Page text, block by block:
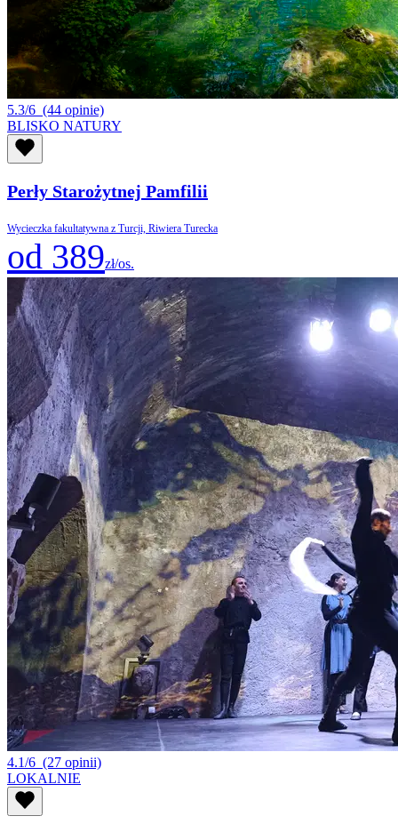
5.3/6 (44 opinie)
BLISKO NATURY
Perły Starożytnej Pamfilii
Wycieczka fakultatywna z Turcji, Riwiera Turecka
od 389zł/os.
4.1/6 (27 opinii)
LOKALNIE